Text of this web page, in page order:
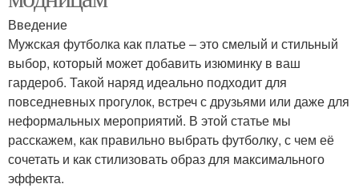
Введение
Мужская футболка как платье – это смелый и стильный
выбор, который может добавить изюминку в ваш
гардероб. Такой наряд идеально подходит для
повседневных прогулок, встреч с друзьями или даже для
неформальных мероприятий. В этой статье мы
расскажем, как правильно выбрать футболку, с чем её
сочетать и как стилизовать образ для максимального
эффекта.